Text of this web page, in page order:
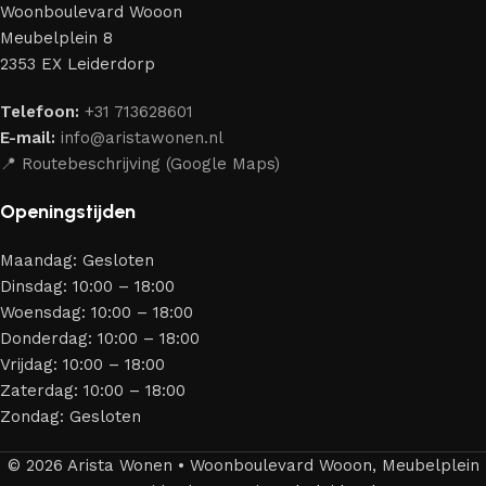
Ons assortiment bestaat uit producten van betrouwbare
merken die al jarenlang hun vakmanschap en eerlijkheid
bewijzen. Al onze leveranciers garanderen meubels van
aantrekkelijk design en optimale veiligheid — zodat je
jarenlang kunt genieten van jouw interieur.
Woonboulevard Wooon
Meubelplein 8
2353 EX Leiderdorp
Telefoon: +31 713628601
E-mail: info@aristawonen.nl
📍 Routebeschrijving (Google Maps)
Openingstijden
Maandag: Gesloten
Dinsdag: 10:00 – 18:00
Woensdag: 10:00 – 18:00
Donderdag: 10:00 – 18:00
Vrijdag: 10:00 – 18:00
Zaterdag: 10:00 – 18:00
Zondag: Gesloten
© 2026 Arista Wonen • Woonboulevard Wooon, Meubelplein